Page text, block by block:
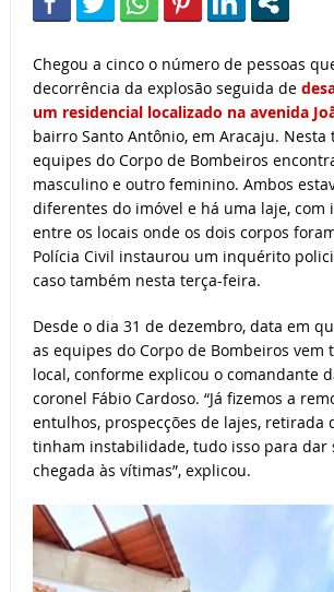
Chegou a cinco o número de pessoas
decorrência da explosão seguida de
um residencial localizado na avenida
bairro Santo Antônio, em Aracaju. Nesta
equipes do Corpo de Bombeiros
masculino e outro feminino. Ambos
diferentes do imóvel e há uma laje, com
entre os locais onde os dois corpos
Polícia Civil instaurou um inquérito
caso também nesta terça-feira.
Desde o dia 31 de dezembro, data em
as equipes do Corpo de Bombeiros vem
local, conforme explicou o comandante
coronel Fábio Cardoso. “Já fizemos a
entulhos, prospecções de lajes, retirada
tinham instabilidade, tudo isso para dar
chegada às vítimas”, explicou.